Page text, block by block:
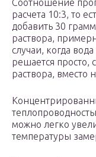
Соотношение
расчета 10:3, то
добавить 30
раствора,
случаи, когда
решается просто,
раствора, вместо
можно легко
температуры